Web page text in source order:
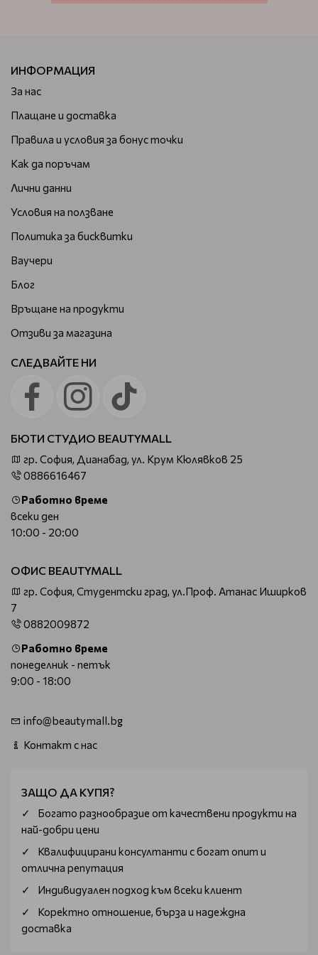
ИНФОРМАЦИЯ
За нас
Плащане и доставка
Правила и условия за бонус точки
Как да поръчам
Лични данни
Условия на ползване
Политика за бисквитки
Ваучери
Блог
Връщане на продукти
Отзиви за магазина
СЛЕДВАЙТЕ НИ
БЮТИ СТУДИО BEAUTYMALL
гр. София, Дианабад, ул. Крум Кюлявков 25
0886616467
Работно време
всеки ден
10:00 - 20:00
ОФИС BEAUTYMALL
гр. София, Студентски град, ул.Проф. Атанас Иширков
7
0882009872
Работно време
понеделник - петък
9:00 - 18:00
info@beautymall.bg
Контакт с нас
ЗАЩО ДА КУПЯ?
Богатo разнообразие от качествени продукти на
най-добри цени
Квалифицирани консултанти с богат опит и
отлична репутация
Индивидуален подход към всеки клиент
Коректно отношение, бърза и надеждна
доставка